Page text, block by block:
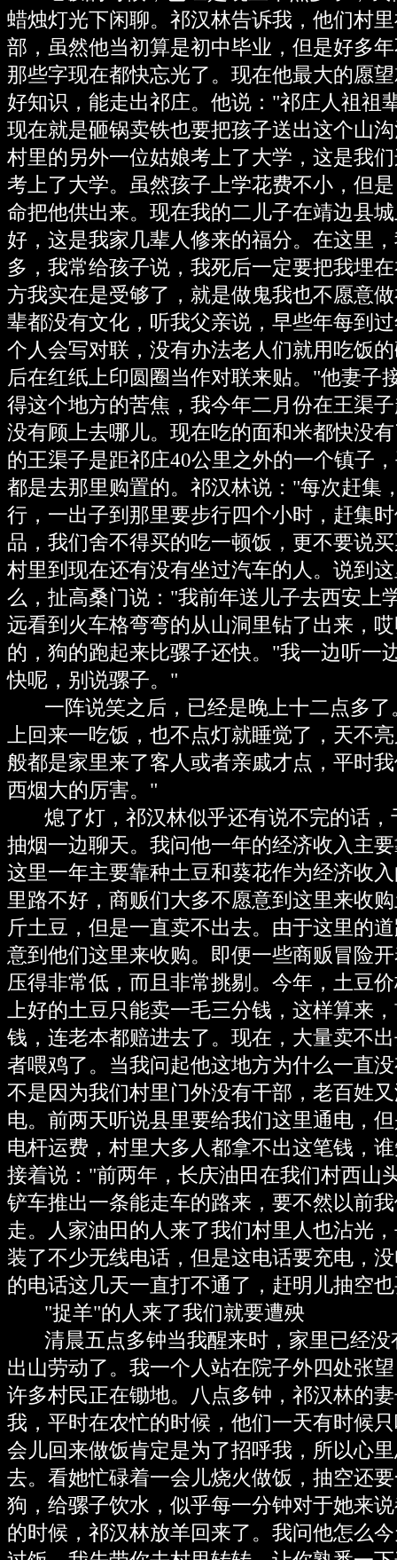
蜡烛灯光下闲聊。祁汉林告诉我，他们村
部，虽然他当初算是初中毕业，但是好多
那些字现在都快忘光了。现在他最大的愿
好知识，能走出祁庄。他说："祁庄人祖祖
现在就是砸锅卖铁也要把孩子送出这个山
村里的另外一位姑娘考上了大学，这是我
考上了大学。虽然孩子上学花费不小，但
命把他供出来。现在我的二儿子在靖边县
好，这是我家几辈人修来的福分。在这里
多，我常给孩子说，我死后一定要把我埋
方我实在是受够了，就是做鬼我也不愿意
辈都没有文化，听我父亲说，早些年每到
个人会写对联，没有办法老人们就用吃饭
后在红纸上印圆圈当作对联来贴。"他妻子
得这个地方的苦焦，我今年二月份在王渠
没有顾上去哪儿。现在吃的面和米都快没
的王渠子是距祁庄40公里之外的一个镇子
都是去那里购置的。祁汉林说："每次赶集
行，一出子到那里要步行四个小时，赶集
品，我们舍不得买的吃一顿饭，更不要说
村里到现在还有没有坐过汽车的人。说到
么，扯高桑门说："我前年送儿子去西安上
远看到火车格弯弯的从山洞里钻了出来，
的，狗的跑起来比骡子还快。"我一边听一
快呢，别说骡子。"
一阵说笑之后，已经是晚上十二点多了
上回来一吃饭，也不点灯就睡觉了，天不
般都是家里来了客人或者亲戚才点，平时
西烟大的厉害。"
熄了灯，祁汉林似乎还有说不完的话，
抽烟一边聊天。我问他一年的经济收入主
这里一年主要靠种土豆和葵花作为经济收
里路不好，商贩们大多不愿意到这里来收
斤土豆，但是一直卖不出去。由于这里的
意到他们这里来收购。即便一些商贩冒险
压得非常低，而且非常挑剔。今年，土豆
上好的土豆只能卖一毛三分钱，这样算来
钱，连老本都赔进去了。现在，大量卖不
者喂鸡了。当我问起他这地方为什么一直
不是因为我们村里门外没有干部，老百姓
电。前两天听说县里要给我们这里通电，
电杆运费，村里大多人都拿不出这笔钱，
接着说："前两年，长庆油田在我们村西山
铲车推出一条能走车的路来，要不然以前
走。人家油田的人来了我们村里人也沾光
装了不少无线电话，但是这电话要充电，
的电话这几天一直打不通了，赶明儿抽空
"捉羊"的人来了我们就要遭殃
清晨五点多钟当我醒来时，家里已经没
出山劳动了。我一个人站在院子外四处张
许多村民正在锄地。八点多钟，祁汉林的
我，平时在农忙的时候，他们一天有时候
会儿回来做饭肯定是为了招呼我，所以心
去。看她忙碌着一会儿烧火做饭，抽空还
狗，给骡子饮水，似乎每一分钟对于她来
的时候，祁汉林放羊回来了。我问他怎么